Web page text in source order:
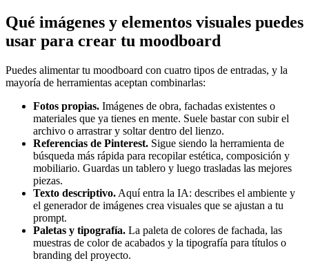
Qué imágenes y elementos visuales puedes
usar para crear tu moodboard
Puedes alimentar tu moodboard con cuatro tipos de entradas, y la
mayoría de herramientas aceptan combinarlas:
Fotos propias. Imágenes de obra, fachadas existentes o
materiales que ya tienes en mente. Suele bastar con subir el
archivo o arrastrar y soltar dentro del lienzo.
Referencias de Pinterest. Sigue siendo la herramienta de
búsqueda más rápida para recopilar estética, composición y
mobiliario. Guardas un tablero y luego trasladas las mejores
piezas.
Texto descriptivo. Aquí entra la IA: describes el ambiente y
el generador de imágenes crea visuales que se ajustan a tu
prompt.
Paletas y tipografía. La paleta de colores de fachada, las
muestras de color de acabados y la tipografía para títulos o
branding del proyecto.